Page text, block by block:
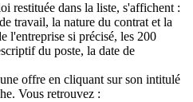
restituée dans la liste, s'affichent :
travail, la nature du contrat et la
l'entreprise si précisé, les 200
du poste, la date de
offre en cliquant sur son intitulé
Vous retrouvez :